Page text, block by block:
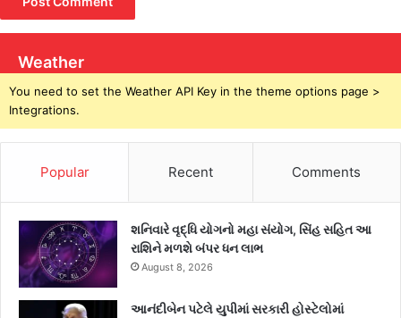
Weather
You need to set the Weather API Key in the theme options page >
Integrations.
Popular Recent Comments
શનિવારે વૃદ્ધિ યોગનો મહા સંયોગ, સિંહ સહિત આ
રાશિને મળશે બંપર ધન લાભ
August 8, 2026
આનંદીબેન પટેલે યુપીમાં સરકારી હોસ્ટેલોમાં